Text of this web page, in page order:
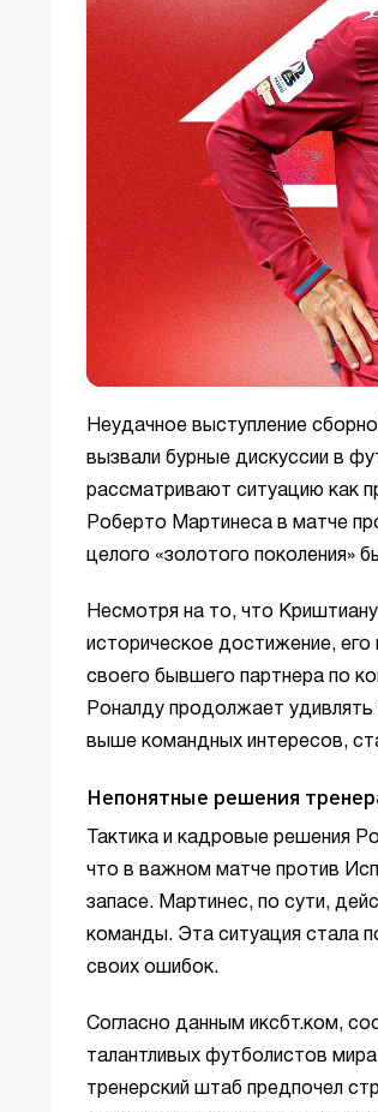
Неудачное выступление
вызвали бурные дискуссии в
рассматривают ситуацию как
Роберто Мартинеса в матче
целого «золотого
Несмотря на то, что
историческое достижение,
своего бывшего партнера по
Роналду продолжает
выше командных интересов,
Непонятные решения
Тактика и кадровые решения
что в важном матче против
запасе. Мартинес, по сути,
команды. Эта ситуация стала
своих ошибок.
Согласно данным иксбт.ком,
талантливых футболистов
тренерский штаб предпочел